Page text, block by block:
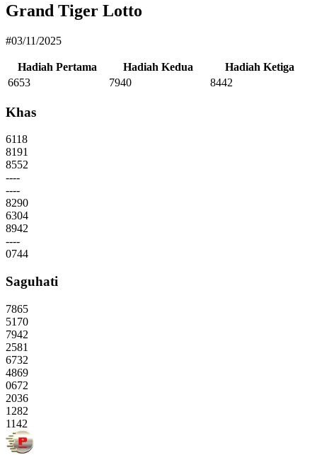
Grand Tiger Lotto
#03/11/2025
Hadiah Pertama Hadiah Kedua
Hadiah Ketiga
6653
7940 8442
Khas
6118
8191
8552
----
----
8290
6304
8942
----
0744
Saguhati
7865
5170
7942
2581
6732
4869
0672
2036
1282
1142